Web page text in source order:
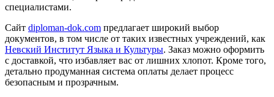
специалистами.
Сайт diploman-dok.com предлагает широкий выбор
документов, в том числе от таких известных учреждений, как
Невский Институт Языка и Культуры. Заказ можно оформить
с доставкой, что избавляет вас от лишних хлопот. Кроме того,
детально продуманная система оплаты делает процесс
безопасным и прозрачным.